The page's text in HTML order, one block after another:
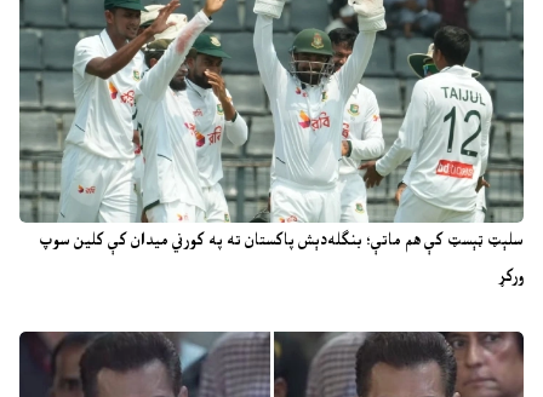
سلېټ ټېسټ کې هم ماتې؛ بنګله‌دېش پاکستان ته په کورني میدان کې کلین سوپ
ورکړ